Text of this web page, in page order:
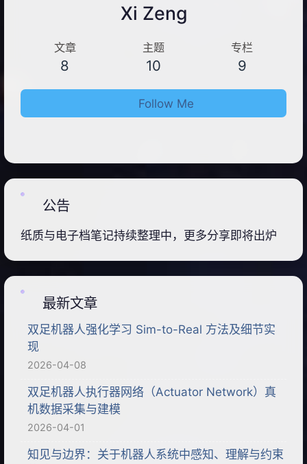
Xi Zeng
文章
8
主题
10
专栏
9
Follow Me
公告
纸质与电子档笔记持续整理中，更多分享即将出炉
最新文章
双足机器人强化学习 Sim-to-Real 方法及细节实
现
2026-04-08
双足机器人执行器网络（Actuator Network）真
机数据采集与建模
2026-04-01
知见与边界：关于机器人系统中感知、理解与约束